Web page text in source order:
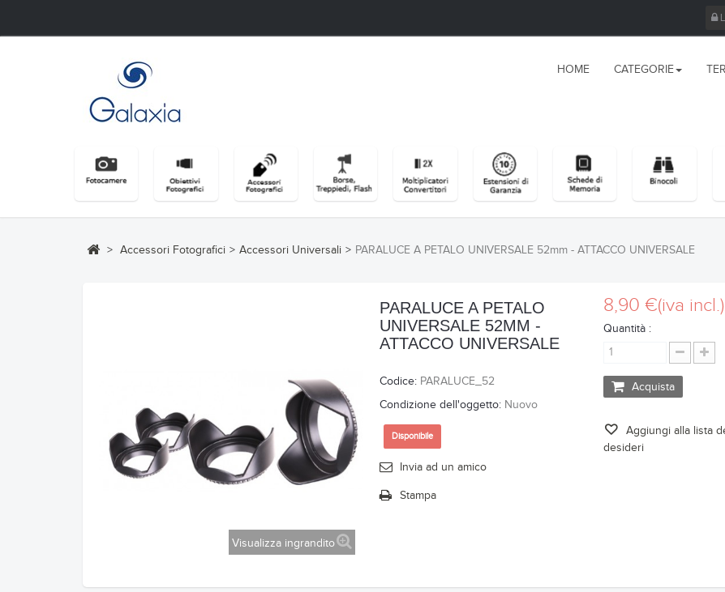
HOME CATEGORIE
> Accessori Fotografici > Accessori Universali > PARALUCE A PETALO UNIVERSALE 52mm - ATTACCO UNIVERSALE
Visualizza ingrandito
PARALUCE A PETALO
UNIVERSALE 52MM -
ATTACCO UNIVERSALE
Codice: PARALUCE_52
Condizione dell'oggetto: Nuovo
Disponibile
Invia ad un amico
Stampa
8,90 €(iva incl.)
Quantità :
Acquista
Aggiungi alla lista
desideri